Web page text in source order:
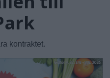
kontraktet.